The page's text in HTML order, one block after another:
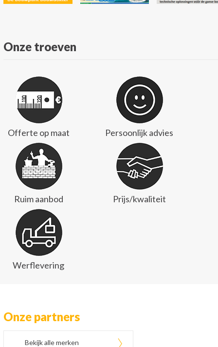
Onze troeven
Offerte op maat Persoonlijk advies
Ruim aanbod Prijs/kwaliteit
Werflevering
Onze partners
Bekijk alle merken